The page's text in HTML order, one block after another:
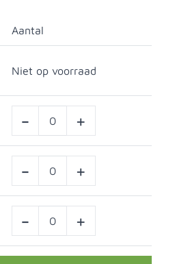
Aantal
Niet op voorraad
- +
- +
- +